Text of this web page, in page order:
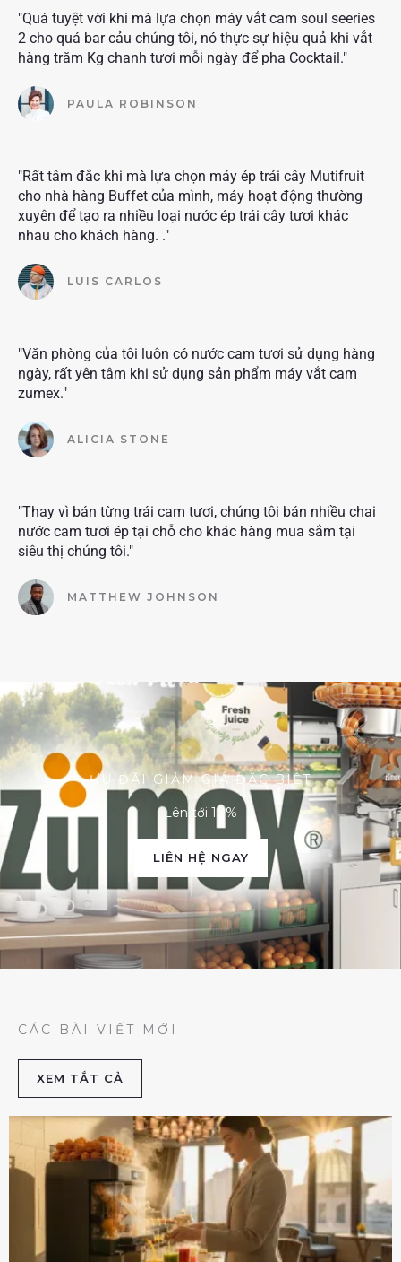
"Quá tuyệt vời khi mà lựa chọn máy vắt cam soul seeries
2 cho quá bar cảu chúng tôi, nó thực sự hiệu quả khi vắt
hàng trăm Kg chanh tươi mỗi ngày để pha Cocktail."
PAULA ROBINSON
"Rất tâm đắc khi mà lựa chọn máy ép trái cây Mutifruit
cho nhà hàng Buffet của mình, máy hoạt động thường
xuyên để tạo ra nhiều loại nước ép trái cây tươi khác
nhau cho khách hàng. ."
LUIS CARLOS
"Văn phòng của tôi luôn có nước cam tươi sử dụng hàng
ngày, rất yên tâm khi sử dụng sản phẩm máy vắt cam
zumex."
ALICIA STONE
"Thay vì bán từng trái cam tươi, chúng tôi bán nhiều chai
nước cam tươi ép tại chỗ cho khác hàng mua sắm tại
siêu thị chúng tôi."
MATTHEW JOHNSON
ƯU ĐÃI GIẢM GIÁ ĐẶC BIỆT
Lên tới 10%
LIÊN HỆ NGAY
CÁC BÀI VIẾT MỚI
XEM TẮT CẢ